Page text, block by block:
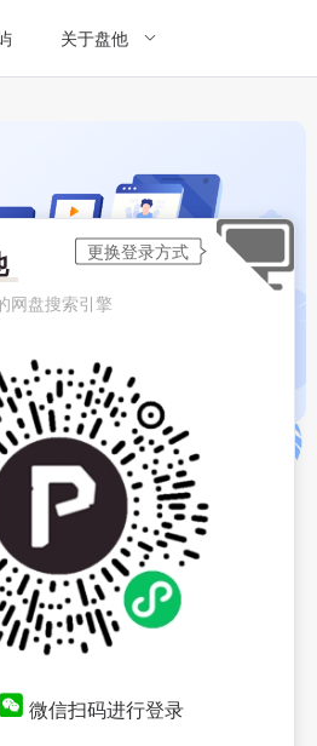
关于盘他
网盘搜索引擎
微信扫码进行登录